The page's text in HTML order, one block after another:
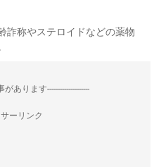
詐称やステロイドなどの薬物
があります--------------------
ーリンク